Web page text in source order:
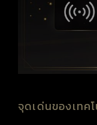
จุดเด่นของเทค